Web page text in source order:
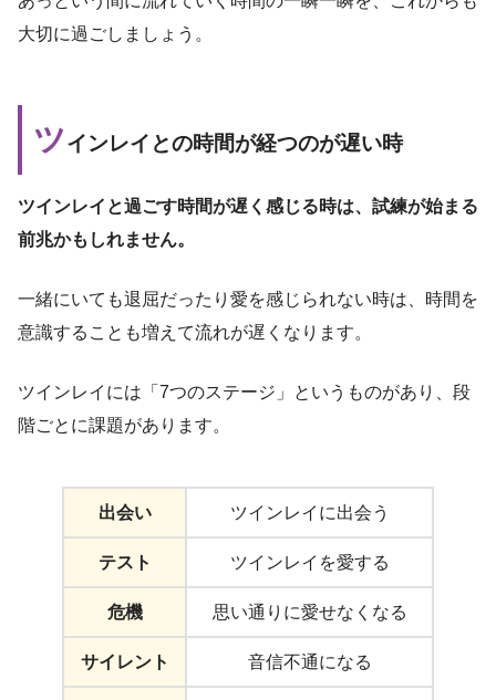
大切に過ごしましょう。
ツインレイとの時間が経つのが遅い時
ツインレイと過ごす時間が遅く感じる時は、試練が始まる
前兆かもしれません。
一緒にいても退屈だったり愛を感じられない時は、時間を
意識することも増えて流れが遅くなります。
ツインレイには「7つのステージ」というものがあり、段
階ごとに課題があります。
出会い ツインレイに出会う
テスト ツインレイを愛する
危機 思い通りに愛せなくなる
サイレント 音信不通になる